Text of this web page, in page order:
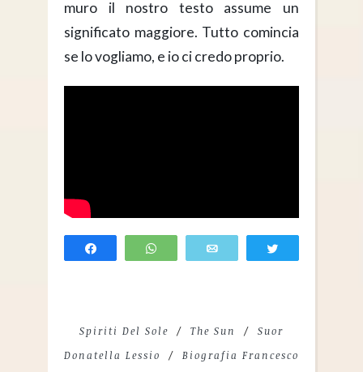
muro il nostro testo assume un
significato maggiore. Tutto comincia
se lo vogliamo, e io ci credo proprio.
WhatsApp
Spiriti Del Sole The Sun
Suor
Donatella Lessio
Biografia Francesco